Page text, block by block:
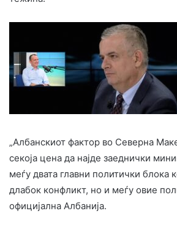
„Албанскиот фактор во Северна
секоја цена да најде заеднички
меѓу двата главни политички блока
длабок конфликт, но и меѓу овие
официјална Албанија.